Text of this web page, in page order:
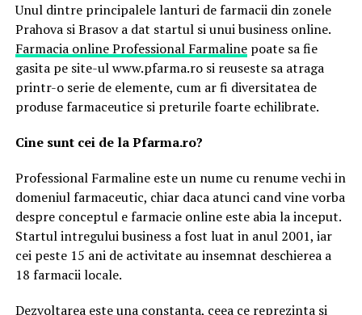
Unul dintre principalele lanturi de farmacii din zonele
Prahova si Brasov a dat startul si unui business online.
Farmacia online Professional Farmalinepoate sa fie
gasita pe site-ul www.pfarma.ro si reuseste sa atraga
printr-o serie de elemente, cum ar fi diversitatea de
produse farmaceutice si preturile foarte echilibrate.
Cine sunt cei de la Pfarma.ro?
Professional Farmaline este un nume cu renume vechi in
domeniul farmaceutic, chiar daca atunci cand vine vorba
despre conceptul e farmacie online este abia la inceput.
Startul intregului business a fost luat in anul 2001, iar
cei peste 15 ani de activitate au insemnat deschierea a
18 farmacii locale.
Dezvoltarea este una constanta, ceea ce reprezinta si